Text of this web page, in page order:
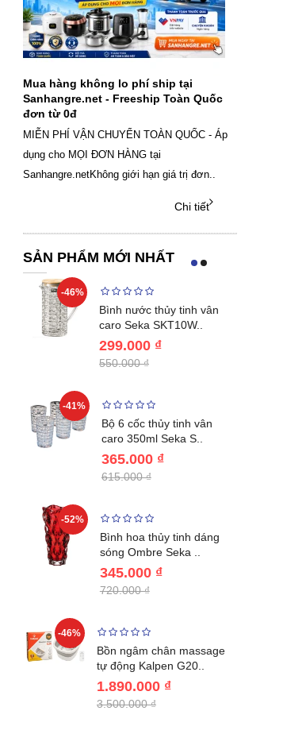
Mua hàng không lo phí ship tại
Sanhangre.net - Freeship Toàn Quốc
đơn từ 0đ
MIỄN PHÍ VẬN CHUYỂN TOÀN QUỐC - Áp
dụng cho MỌI ĐƠN HÀNG tại
Sanhangre.netKhông giới hạn giá trị đơn..
Chi tiết
SẢN PHẨM MỚI NHẤT
-46%
Bình nước thủy tinh vân
caro Seka SKT10W..
299.000 ₫
550.000 ₫
-41%
Bộ 6 cốc thủy tinh vân
caro 350ml Seka S..
365.000 ₫
615.000 ₫
-52%
Bình hoa thủy tinh dáng
sóng Ombre Seka ..
345.000 ₫
720.000 ₫
-46%
Bồn ngâm chân massage
tự động Kalpen G20..
1.890.000 ₫
3.500.000 ₫